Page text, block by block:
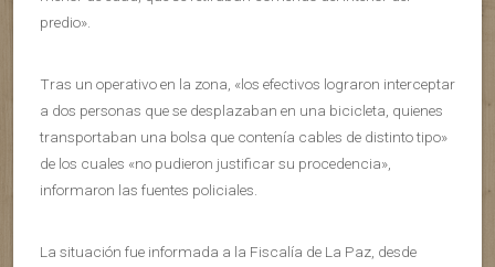
predio».
Tras un operativo en la zona, «los efectivos lograron interceptar
a dos personas que se desplazaban en una bicicleta, quienes
transportaban una bolsa que contenía cables de distinto tipo»
de los cuales «no pudieron justificar su procedencia»,
informaron las fuentes policiales.
La situación fue informada a la Fiscalía de La Paz, desde